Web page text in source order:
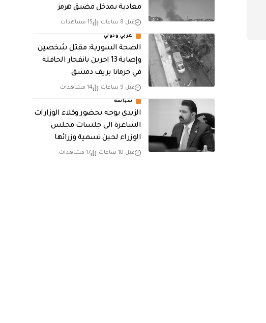
معادية بمدخل مضيق هرمز
قبل 8 ساعات 15 مشاهدات
عربي ودولي
الصحة السورية: مقتل شخصين
وإصابة 13 اخرين بانفجار الحافلة
في جرمانا بريف دمشق
قبل 9 ساعات 14 مشاهدات
سياسة
الزيدي يوجه بحضور وكلاء الوزارات
الشاغرة الى جلسات مجلس
الوزراء لحين تسمية وزرائها
قبل 10 ساعات 17 مشاهدات